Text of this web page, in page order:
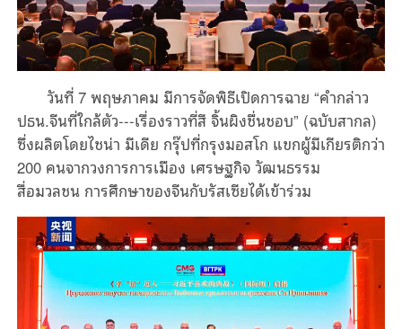
วันที่ 7พฤษภาคม มีการจัดพิธีเปิดการฉาย “คำกล่าว
ปธน.จีนที่ใกล้ตัว---เรื่องราวที่สี จิ้นผิงชื่นชอบ” (ฉบับสากล)
ซึ่งผลิตโดยไชน่า มีเดีย กรุ๊ปที่กรุงมอสโก แขกผู้มีเกียรติกว่า
200 คนจากวงการการเมือง เศรษฐกิจวัฒนธรรม
สื่อมวลชน การศึกษาของจีนกับรัสเซียได้เข้าร่วม